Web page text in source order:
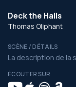
Deck the Halls
Thomas Oliphant
SCÈNE / DÉTAILS
La description de la
ÉCOUTER SUR